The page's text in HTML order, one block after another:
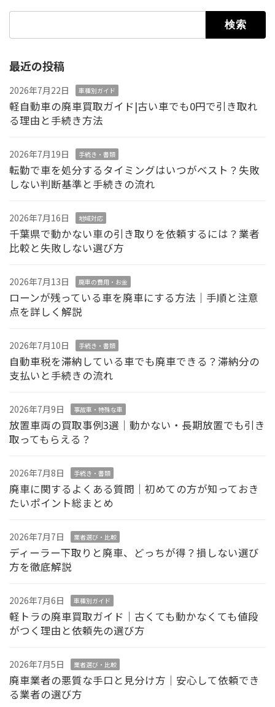
最近の投稿
2026年7月22日 車種別ガイド
軽自動車の廃車買取ガイド|古い車でも0円で引き取れ
る理由と手続き方法
2026年7月19日 手続き・書類
転勤で車を処分するタイミングはいつがベスト？失敗
しない判断基準と手続きの流れ
2026年7月16日 地域対応
千葉県で動かない車の引き取りを依頼するには？業者
比較と失敗しない選び方
2026年7月13日 廃車の費用・お金
ローンが残っている車を廃車にする方法｜手順と注意
点を詳しく解説
2026年7月10日 手続き・書類
自動車税を滞納している車でも廃車できる？滞納分の
支払いと手続きの流れ
2026年7月9日 事故車・特殊な車
放置車両の買取事例3選｜動かない・長期放置でも引き
取ってもらえる？
2026年7月8日 手続き・書類
廃車に関するよくある質問｜初めての方が知っておき
たいポイント総まとめ
2026年7月7日 業者選び・比較
ディーラー下取りと廃車、どっちが得？損しない選び
方を徹底解説
2026年7月6日 車種別ガイド
軽トラの廃車買取ガイド｜古くても動かなくても値段
がつく理由と依頼先の選び方
2026年7月5日 業者選び・比較
廃車業者の悪質な手口と見分け方｜安心して依頼でき
る業者の選び方